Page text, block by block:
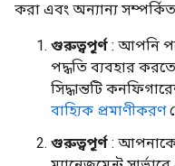
করা এবং অন্যান্য
গুরুত্বপূর্ণ : আপনি
পদ্ধতি ব্যবহার
সিদ্ধান্তটি
বাহ্যিক প্রমাণীকরণ
গুরুত্বপূর্ণ : আপনাকে